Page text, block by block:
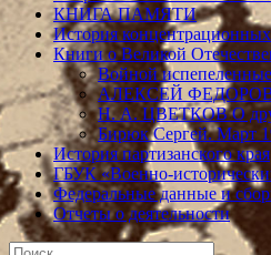
КНИГА ПАМЯТИ
История концентрационных
Книги о Великой
Войной
АЛЕКСЕЙ ФЕДОРОВ
Н. А. ЦВЕТКОВ О
Бирюк Сергей. Март
История партизанского края
ГБУК «Военно-
Федеральные данные и
Отчеты о деятельности
Найти: